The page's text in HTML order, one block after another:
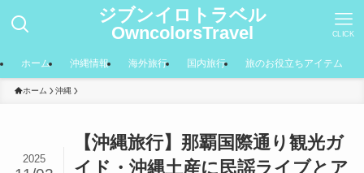
ジブンイロトラベル
OwncolorsTravel
CLICK
ホーム 沖縄情報 海外旅行 国内旅行 旅のお役立ちアイテム
ホーム 沖縄
【沖縄旅行】那覇国際通り観光ガ
イド・沖縄土産に民謡ライブとア
2025